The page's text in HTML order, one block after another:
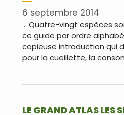
6 septembre 2014
… Quatre-vingt espèces
ce guide par ordre
copieuse introduction qui
pour la cueillette, la
LE GRAND ATLAS LES